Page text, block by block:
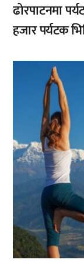
ढोरपाटनमा
हजार पर्यटक